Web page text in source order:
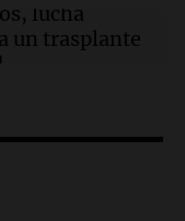
lucha
un trasplante
nacional